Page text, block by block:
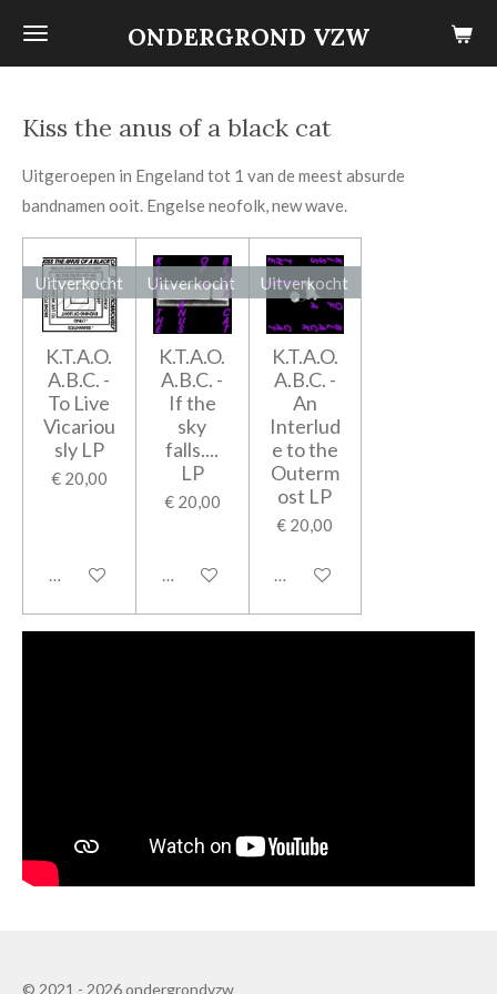
Ga
ONDERGROND VZW
Kiss the anus of a black cat
Uitgeroepen in Engeland tot 1 van de meest absurde
bandnamen ooit. Engelse neofolk, new wave.
Uitverkocht
K.T.A.O.
A.B.C. -
To Live
Vicariou
sly LP
€ 20,00
Houd mij op de hoogte
Uitverkocht
K.T.A.O.
A.B.C. -
If the
sky
falls....
LP
€ 20,00
Houd mij op de hoogte
Uitverkocht
K.T.A.O.
A.B.C. -
An
Interlud
e to the
Outerm
ost LP
€ 20,00
Houd mij op de hoogte
© 2021 - 2026 ondergrondvzw